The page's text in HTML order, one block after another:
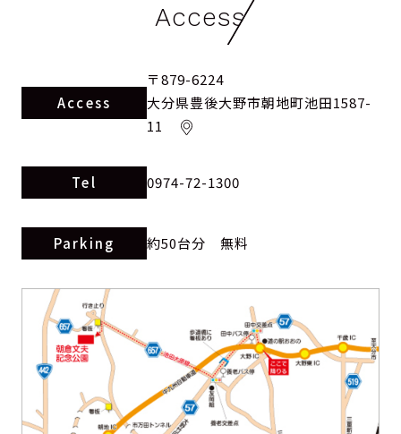
Access
Access
〒879-6224
大分県豊後大野市朝地町池田1587-
11
Tel 0974-72-1300
Parking 約50台分 無料